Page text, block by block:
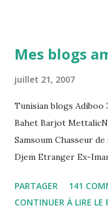
regard des Lignes
Mes blogs
juillet 21, 2007
Tunisian blogs Adiboo
Bahet Barjot
Samsoum Chasseur
Djem Etranger Ex-
Leila fi amarikia Little
dire Mouch ex Mazzika
PARTAGER
141
CONTINUER À LIRE LE